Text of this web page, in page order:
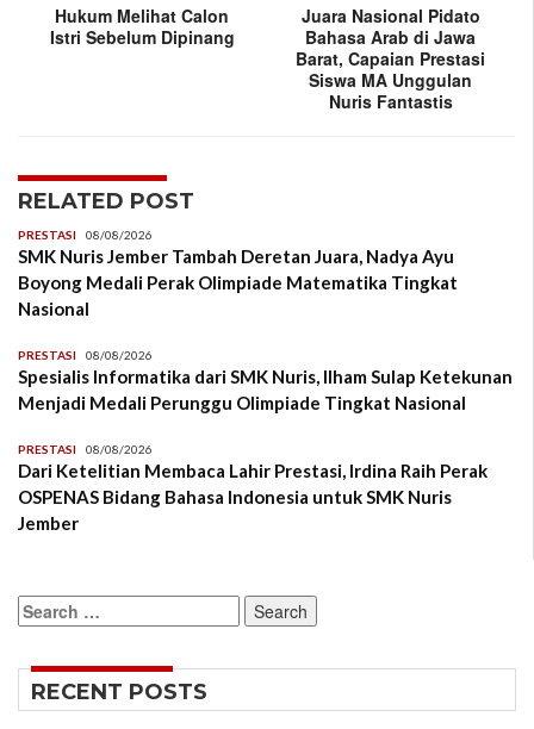
Hukum Melihat Calon
Istri Sebelum Dipinang
Juara Nasional Pidato
Bahasa Arab di Jawa
Barat, Capaian Prestasi
Siswa MA Unggulan
Nuris Fantastis
RELATED POST
PRESTASI 08/08/2026
SMK Nuris Jember Tambah Deretan Juara, Nadya Ayu
Boyong Medali Perak Olimpiade Matematika Tingkat
Nasional
PRESTASI 08/08/2026
Spesialis Informatika dari SMK Nuris, Ilham Sulap Ketekunan
Menjadi Medali Perunggu Olimpiade Tingkat Nasional
PRESTASI 08/08/2026
Dari Ketelitian Membaca Lahir Prestasi, Irdina Raih Perak
OSPENAS Bidang Bahasa Indonesia untuk SMK Nuris
Jember
Search
for:
RECENT POSTS